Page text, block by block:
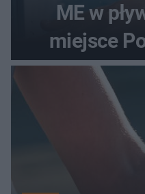
ME w
miejsce